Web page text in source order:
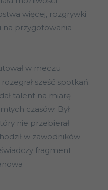
więcej, rozgrywki
na przygotowania
w meczu
sześć spotkań.
talent na miarę
czasów. Był
nie przebierał
w zawodników
fragment